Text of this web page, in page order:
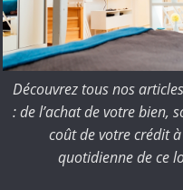
Découvrez tous nos
: de l’achat de votre bien,
coût de votre crédit
quotidienne de ce